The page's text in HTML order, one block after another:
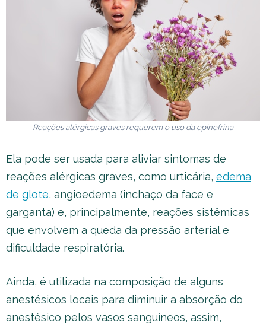
Reações alérgicas graves requerem o uso da epinefrina
Ela pode ser usada para aliviar sintomas de
reações alérgicas graves, como urticária, edema
de glote, angioedema (inchaço da face e
garganta) e, principalmente, reações sistêmicas
que envolvem a queda da pressão arterial e
dificuldade respiratória.
Ainda, é utilizada na composição de alguns
anestésicos locais para diminuir a absorção do
anestésico pelos vasos sanguíneos, assim,